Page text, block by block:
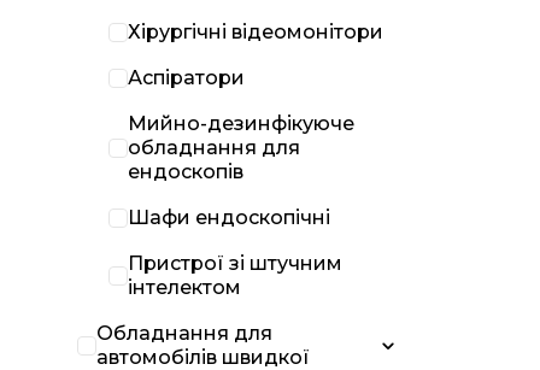
Хірургічні відеомонітори
Аспіратори
Мийно-дезинфікуюче
обладнання для
ендоскопів
Шафи ендоскопічні
Пристрої зі штучним
інтелектом
Обладнання для
автомобілів швидкої